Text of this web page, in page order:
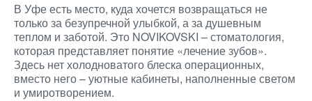
В Уфе есть место, куда хочется возвращаться не
только за безупречной улыбкой, а за душевным
теплом и заботой. Это NOVIKOVSKI – стоматология,
которая представляет понятие «лечение зубов».
Здесь нет холодноватого блеска операционных,
вместо него – уютные кабинеты, наполненные светом
и умиротворением.